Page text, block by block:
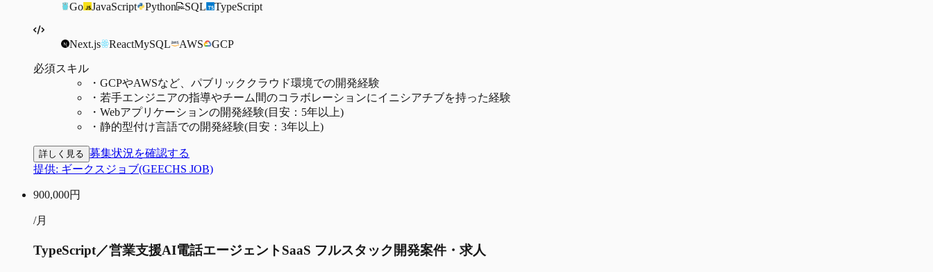
Go
JavaScript Python SQL TypeScript
Next.js ReactMySQL AWS GCP
必須スキル
・ GCPやAWSなど、パブリッククラウド環境での開発経験
・ 若手エンジニアの指導やチーム間のコラボレーションにイニシアチブを持った経験
・ Webアプリケーションの開発経験(目安：5年以上)
・ 静的型付け言語での開発経験(目安：3年以上)
詳しく見る 募集状況を確認する
提供: ギークスジョブ(GEECHS JOB)
900,000円
/月
TypeScript／営業支援AI電話エージェントSaaS フルスタック開発案件・求人